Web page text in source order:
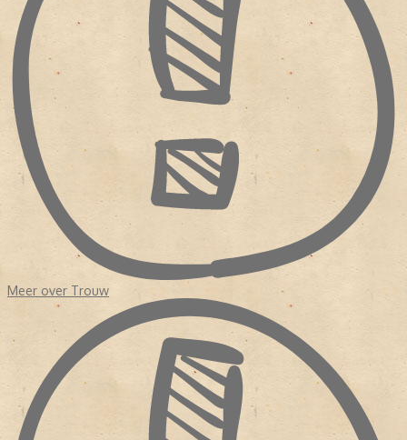
Sinds de oprichting was Trouwnog nooit geleid door een redactie
van journalisten. Zelfs na de fusie in 1971 met de Kwartetbladen,
vier protestants-christelijke dagbladen uit Zuid-Holland die
eveneens geldproblemen hadden, was er nog geen redactionele
eenheid. Hoewel het erop leek dat het bestaansrecht van de krant
kwam verbeterde, haakten veel lezers af. Waarom? Enerzijds
had
de orthodoxe oorsprong opzij gezet en anderzijds was
de krant nog steeds een onderdeel van de verzuiling.
In 1975 volgde opnieuw een fusie vanwege geldgebrek.
Perscombinatie nam
Trouwover. Dit keer kwam de redactie in
handen van echte krantenuitgevers terecht. Er was budget voor
make over en er werden eisen gesteld aan de hoofdredactie.
NIEUW KOERS
Het duurde tot 1998 dat het dagblad een hoofdredacteur kreeg
met een journalistieke achtergrond, Frits van Exter. Onder zijn
leiding werd de krant opgedeeld in 'een nieuwskatern' en een
achtergrond 'De Verdieping'. Exter had in de redactie gezeten en
wist wat er speelde. In 2007 nam Willem Schoonen het stokje van
Frits Exter over. Evenals Exter kwam ook Schoonen uit de redactie.
Hij was redacteur geweest vanDe Waarheid
en kwam in 1985 als
wetenschapsredacteur bij
Trouw. Vervolgens was Schoonen nog
een tijd correspondent in Brussel. De journalist kwam terug om de
nieuwe bijlage De Verdieping te leiden. Voordat hij tot
Meer over Trouw